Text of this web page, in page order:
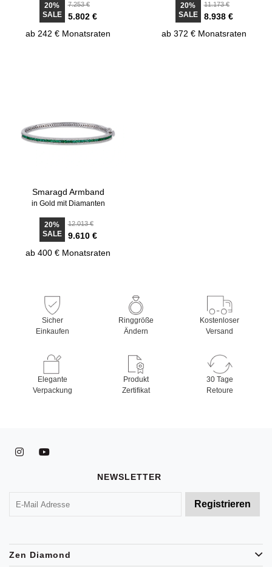
20%
SALE
7.253 €
5.802 €
ab 242 € Monatsraten
20%
SALE
11.173 €
8.938 €
ab 372 € Monatsraten
Smaragd Armband
in Gold mit Diamanten
20%
SALE
12.013 €
9.610 €
ab 400 € Monatsraten
Sicher
Einkaufen
Ringgröße
Ändern
Kostenloser
Versand
Elegante
Verpackung
Produkt
Zertifikat
30 Tage
Retoure
NEWSLETTER
Zen Diamond